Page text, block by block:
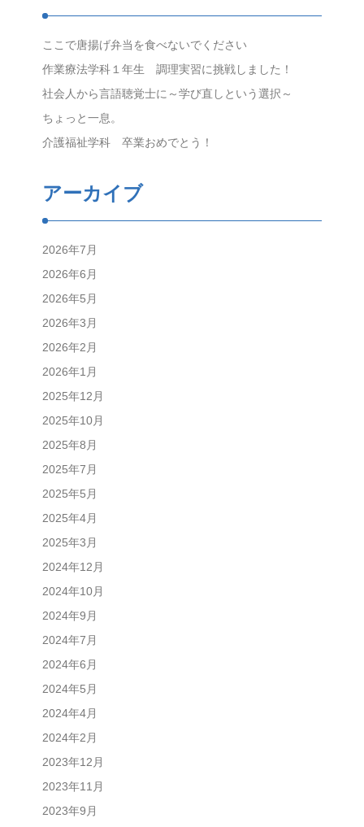
ここで唐揚げ弁当を食べないでください
作業療法学科１年生 調理実習に挑戦しました！
社会人から言語聴覚士に～学び直しという選択～
ちょっと一息。
介護福祉学科 卒業おめでとう！
アーカイブ
2026年7月
2026年6月
2026年5月
2026年3月
2026年2月
2026年1月
2025年12月
2025年10月
2025年8月
2025年7月
2025年5月
2025年4月
2025年3月
2024年12月
2024年10月
2024年9月
2024年7月
2024年6月
2024年5月
2024年4月
2024年2月
2023年12月
2023年11月
2023年9月